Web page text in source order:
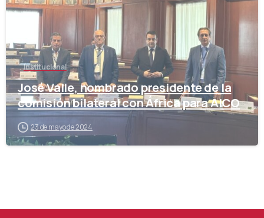
Institucional
José Valle, nombrado presidente de la
comisión bilateral con África para AICO
23 de mayo de 2024